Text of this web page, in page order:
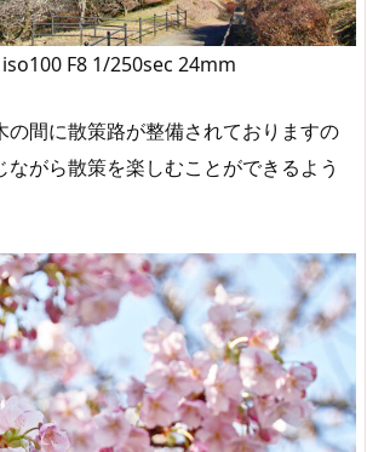
F8 1/250sec 24mm
間に散策路が整備されておりますの
ながら散策を楽しむことができるよう